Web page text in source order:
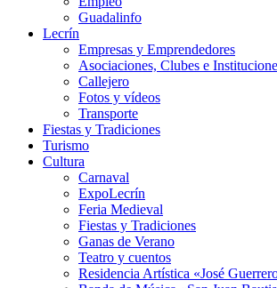
Guadalinfo
Lecrín
Empresas y Emprendedores
Asociaciones, Clubes e
Callejero
Fotos y vídeos
Transporte
Fiestas y Tradiciones
Turismo
Cultura
Carnaval
ExpoLecrín
Feria Medieval
Fiestas y Tradiciones
Ganas de Verano
Teatro y cuentos
Residencia Artística «José